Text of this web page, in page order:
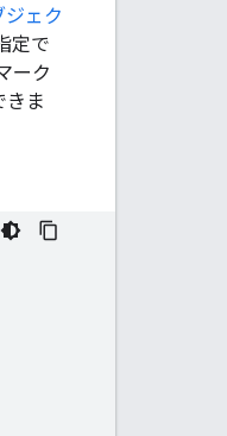
ジェク
定で
ーク
きま